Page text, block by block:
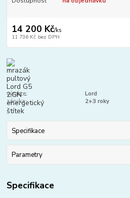
14 200 Kč/ks
11 736 Kč bez DPH
výrobce:
Lord
záruka:
2+3 roky
Specifikace
Parametry
Specifikace